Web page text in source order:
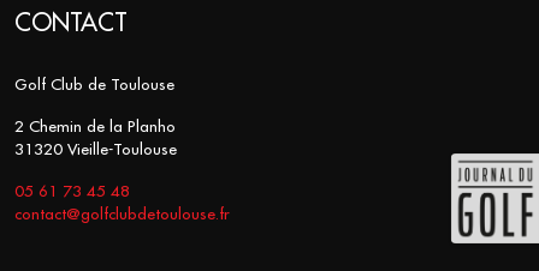
CONTACT
Golf Club de Toulouse
2 Chemin de la Planho
31320 Vieille-Toulouse
05 61 73 45 48
contact@golfclubdetoulouse.fr